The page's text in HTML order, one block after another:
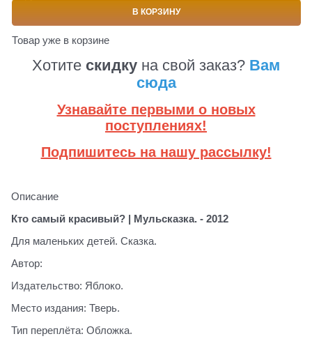
В КОРЗИНУ
Товар уже в корзине
Хотите скидку на свой заказ? Вам
сюда
Узнавайте первыми о новых
поступлениях!
Подпишитесь на нашу рассылку!
Описание
Кто самый красивый? | Мульсказка. - 2012
Для маленьких детей. Сказка.
Автор:
Издательство: Яблоко.
Место издания: Тверь.
Тип переплёта: Обложка.